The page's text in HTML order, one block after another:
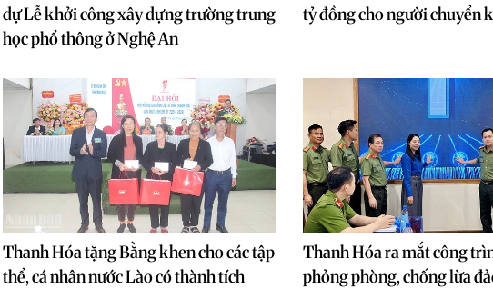
dự Lễ khởi công xây dựng trường trung
học phổ thông ở Nghệ An
tỷ đồng cho người chuyển
Thanh Hóa tặng Bằng khen cho các tập
thể, cá nhân nước Lào có thành tích
Thanh Hóa ra mắt công
phỏng phòng, chống lừa